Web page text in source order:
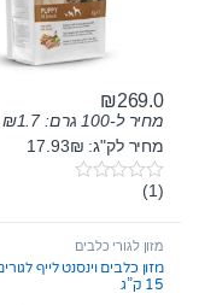
₪269.0
מחיר ל-100 גרם: ₪1.7
מחיר לק"ג: 17.93₪
0
t
o
f
5
(1)
מזון לגורי כלבים
מזון כלבים וינסנט לייף
15 ק”ג